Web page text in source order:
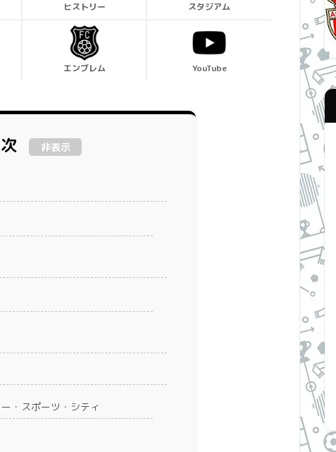
ヒストリー スタジアム
エンブレム YouTube
非表示
・スポーツ・シティ